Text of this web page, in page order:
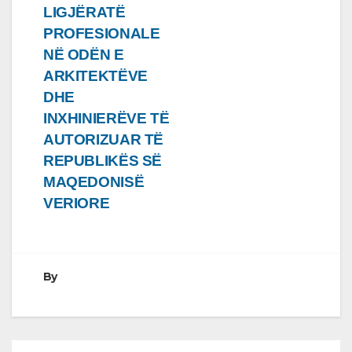
LIGJËRATË
PROFESIONALE
NË ODËN E
ARKITEKTËVE
DHE
INXHINIERËVE TË
AUTORIZUAR TË
REPUBLIKËS SË
MAQEDONISË
VERIORE
By